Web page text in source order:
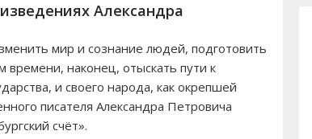
Александра
мир и сознание людей, подготовить
наконец, отыскать пути к
и своего народа, как окрепшей
писателя Александра Петровича
счёт».